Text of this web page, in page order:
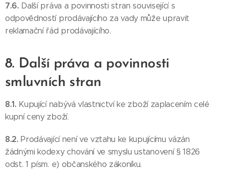
7.6. Další práva a povinnosti stran související s
odpovědností prodávajícího za vady může upravit
reklamační řád prodávajícího.
8. Další práva a povinnosti
smluvních stran
8.1. Kupující nabývá vlastnictví ke zboží zaplacením celé
kupní ceny zboží.
8.2.Prodávající není ve vztahu ke kupujícímu vázán
žádnými kodexy chování ve smyslu ustanovení § 1826
odst. 1 písm. e) občanského zákoníku.